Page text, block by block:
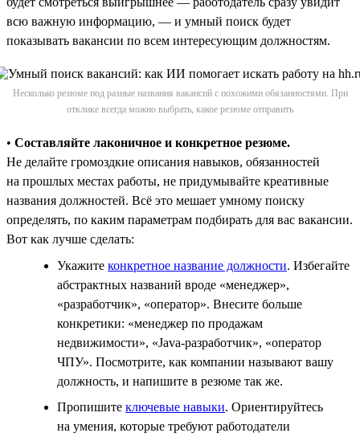
всю важную информацию, — и умный поиск будет
показывать вакансии по всем интересующим должностям.
Несколько резюме под разные названия вакансий с похожими обязанностями. При
отклике всегда можно выбрать, какое резюме отправить
• Составляйте лаконичное и конкретное резюме.
Не делайте громоздкие описания навыков, обязанностей
на прошлых местах работы, не придумывайте креативные
названия должностей. Всё это мешает умному поиску
определять, по каким параметрам подбирать для вас вакансии.
Вот как лучше сделать:
Укажите конкретное название должности. Избегайте
абстрактных названий вроде «менеджер»,
«разработчик», «оператор». Внесите больше
конкретики: «менеджер по продажам
недвижимости», «Java-разработчик», «оператор
ЧПУ». Посмотрите, как компании называют вашу
должность, и напишите в резюме так же.
Пропишите ключевые навыки. Ориентируйтесь
на умения, которые требуют работодатели